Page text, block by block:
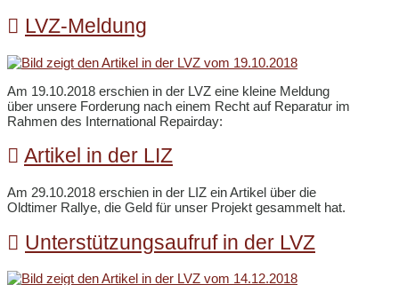
LVZ-Meldung
Am 19.10.2018 erschien in der LVZ eine kleine Meldung
über unsere Forderung nach einem Recht auf Reparatur im
Rahmen des International Repairday:
Artikel in der LIZ
Am 29.10.2018 erschien in der LIZ ein Artikel über die
Oldtimer Rallye, die Geld für unser Projekt gesammelt hat.
Unterstützungsaufruf in der LVZ